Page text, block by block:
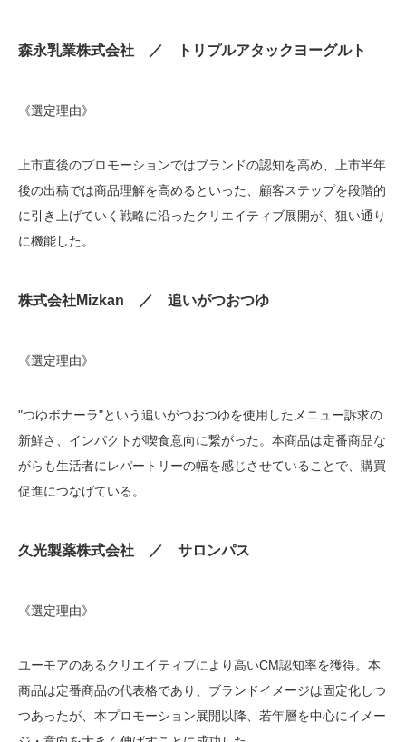
森永乳業株式会社 ／ トリプルアタックヨーグルト
《選定理由》
上市直後のプロモーションではブランドの認知を高め、上市半年
後の出稿では商品理解を高めるといった、顧客ステップを段階的
に引き上げていく戦略に沿ったクリエイティブ展開が、狙い通り
に機能した。
株式会社Mizkan ／ 追いがつおつゆ
《選定理由》
"つゆボナーラ"という追いがつおつゆを使用したメニュー訴求の
新鮮さ、インパクトが喫食意向に繋がった。本商品は定番商品な
がらも生活者にレパートリーの幅を感じさせていることで、購買
促進につなげている。
久光製薬株式会社 ／ サロンパス
《選定理由》
ユーモアのあるクリエイティブにより高いCM認知率を獲得。本
商品は定番商品の代表格であり、ブランドイメージは固定化しつ
つあったが、本プロモーション展開以降、若年層を中心にイメー